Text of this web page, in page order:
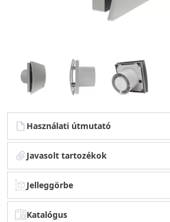
Használati útmutató
Javasolt tartozékok
Jelleggörbe
Katalógus